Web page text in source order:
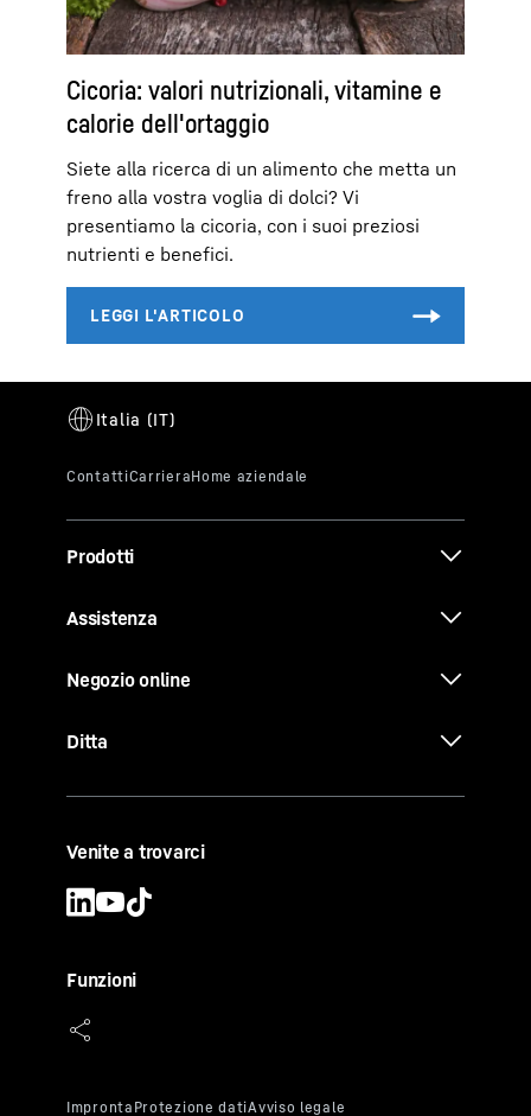
Cicoria: valori nutrizionali, vitamine e
calorie dell'ortaggio
Siete alla ricerca di un alimento che metta un
freno alla vostra voglia di dolci? Vi
presentiamo la cicoria, con i suoi preziosi
nutrienti e benefici.
Prodotti
Assistenza
Negozio online
Ditta
Venite a trovarci
Funzioni